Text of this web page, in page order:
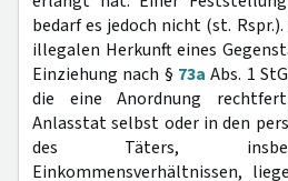
bedarf es jedoch nicht (st.
illegalen Herkunft eines
Einziehung nach § 73a Abs. 1
die eine Anordnung
Anlasstat selbst oder in den
des Täters,
Einkommensverhältnissen,